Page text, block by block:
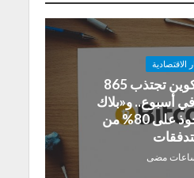
الاقتصادية
صناديق بيتكوين تجتذب 865
أسبوع.. و«بلاك
روك» تستحوذ على 80% من